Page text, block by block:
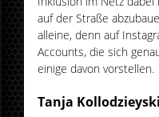
auf der Straße
alleine, denn auf
Accounts, die sich
einige davon vorstellen.
Tanja Kollodzieyski